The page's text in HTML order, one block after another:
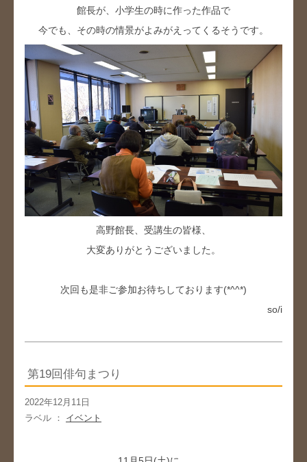
館長が、小学生の時に作った作品で
今でも、その時の情景がよみがえってくるそうです。
高野館長、受講生の皆様、
大変ありがとうございました。
次回も是非ご参加お待ちしております(*^^*)
so/i
第19回俳句まつり
2022年12月11日
ラベル ： イベント